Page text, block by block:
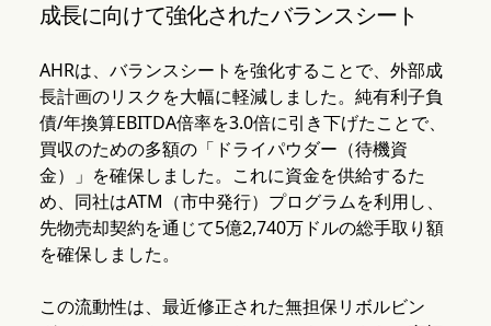
成長に向けて強化されたバランスシート
AHRは、バランスシートを強化することで、外部成
長計画のリスクを大幅に軽減しました。純有利子負
債/年換算EBITDA倍率を3.0倍に引き下げたことで、
買収のための多額の「ドライパウダー（待機資
金）」を確保しました。これに資金を供給するた
め、同社はATM（市中発行）プログラムを利用し、
先物売却契約を通じて5億2,740万ドルの総手取り額
を確保しました。
この流動性は、最近修正された無担保リボルビン